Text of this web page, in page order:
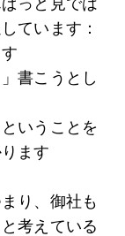
ています：
書こうとし
いうことを
ます
り、御社も
考えている